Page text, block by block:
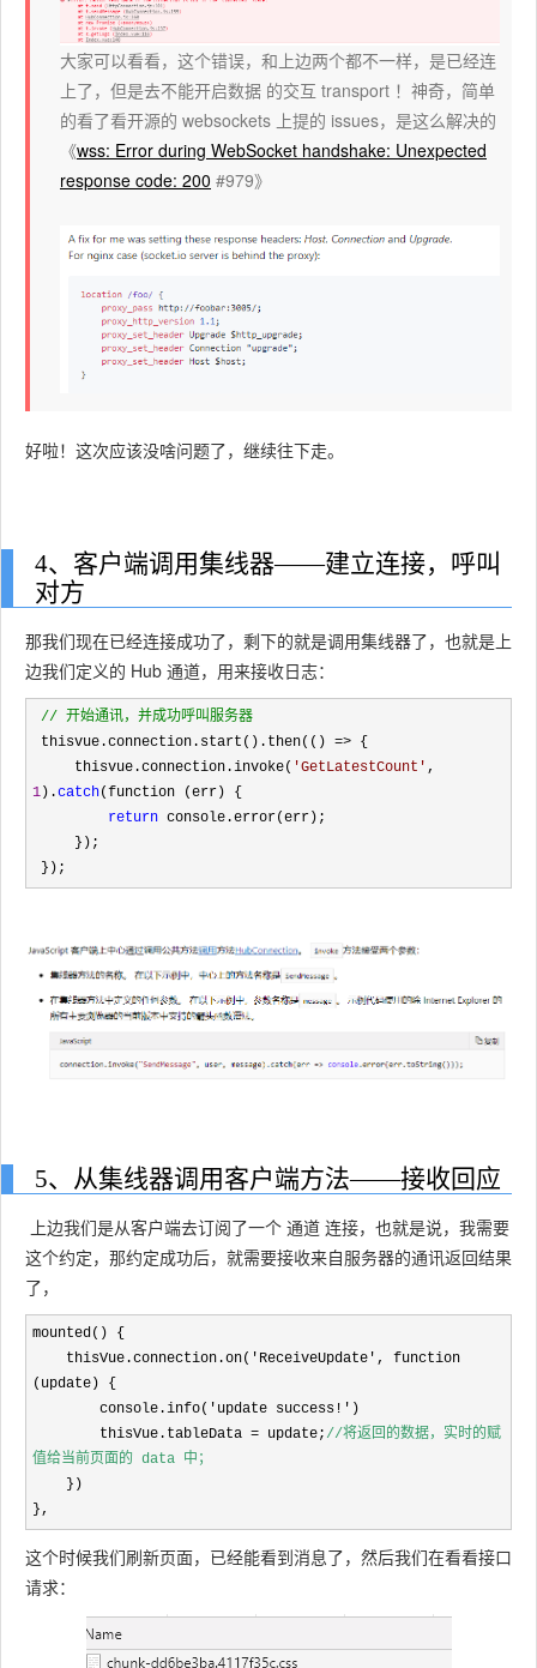
大家可以看看，这个错误，和上边两个都不一样，是已经连
上了，但是去不能开启数据 的交互 transport ！神奇，简单
的看了看开源的 websockets 上提的 issues，是这么解决的
《wss: Error during WebSocket handshake: Unexpected
response code: 200 #979》
好啦！这次应该没啥问题了，继续往下走。
4、客户端调用集线器——建立连接，呼叫
对方
那我们现在已经连接成功了，剩下的就是调用集线器了，也就是上
边我们定义的 Hub 通道，用来接收日志：
// 开始通讯，并成功呼叫服务器
thisvue.connection.start().then(() => {
     thisvue.connection.invoke(
'GetLatestCount '
1).catch(function (err) {
return console.error(err);
});
5、 从集线器调用客户端方法——接收回应
上边我们是从客户端去订阅了一个 通道 连接，也就是说，我需要
这个约定，那约定成功后，就需要接收来自服务器的通讯返回结果
了，
mounted() {
    thisVue.connection.on('ReceiveUpdate'
, function
(update) {
        console.info('update success!'
)
        thisVue.tableData =
update; //将返回的数据，实时的赋
值给当前页面的 data 中；
},
这个时候我们刷新页面，已经能看到消息了，然后我们在看看接口
请求：